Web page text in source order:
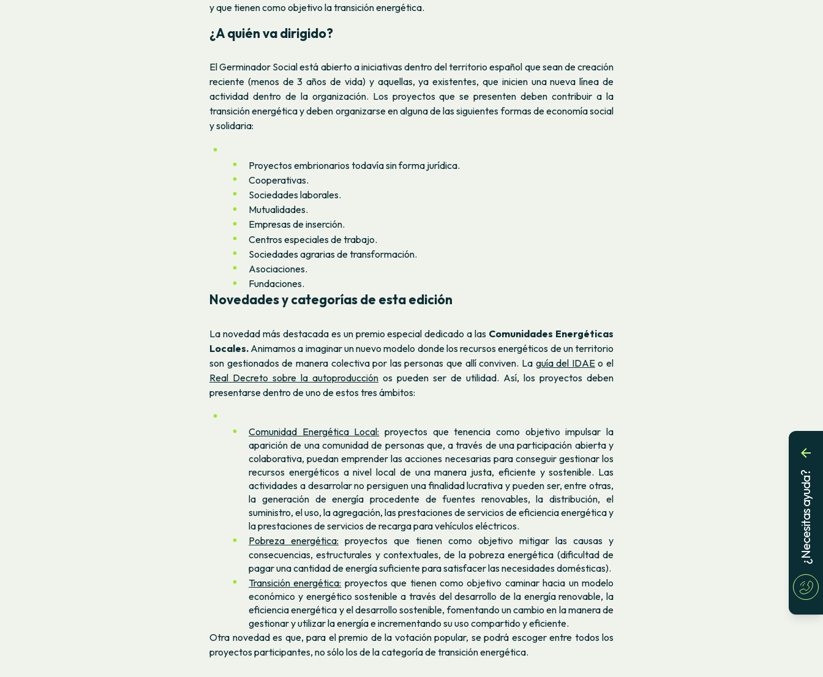
y que tienen como objetivo la transición energética.
¿A quién va dirigido?
El Germinador Social está abierto a iniciativas dentro del territorio español que sean de creación
reciente (menos de 3 años de vida) y aquellas, ya existentes, que inicien una nueva línea de
actividad dentro de la organización. Los proyectos que se presenten deben contribuir a la
transición energética y deben organizarse en alguna de las siguientes formas de economía social
y solidaria:
Proyectos embrionarios todavía sin forma jurídica.
Cooperativas.
Sociedades laborales.
Mutualidades.
Empresas de inserción.
Centros especiales de trabajo.
Sociedades agrarias de transformación.
Asociaciones.
Fundaciones.
Novedades y categorías de esta edición
La novedad más destacada es un premio especial dedicado a las Comunidades Energéticas
Locales. Animamos a imaginar un nuevo modelo donde los recursos energéticos de un territorio
son gestionados de manera colectiva por las personas que allí conviven. La guía del IDAEo el
Real Decreto sobre la autoproducción os pueden ser de utilidad. Así, los proyectos deben
presentarse dentro de uno de estos tres ámbitos:
Comunidad Energética Local: proyectos que tenencia como objetivo impulsar la
aparición de una comunidad de personas que, a través de una participación abierta y
colaborativa, puedan emprender las acciones necesarias para conseguir gestionar los
recursos energéticos a nivel local de una manera justa, eficiente y sostenible. Las
actividades a desarrolar no persiguen una finalidad lucrativa y pueden ser, entre otras,
la generación de energía procedente de fuentes renovables, la distribución, el
suministro, el uso, la agregación, las prestaciones de servicios de eficiencia energética y
la prestaciones de servicios de recarga para vehículos eléctricos.
Pobreza energética: proyectos que tienen como objetivo mitigar las causas y
consecuencias, estructurales y contextuales, de la pobreza energética (dificultad de
pagar una cantidad de energía suficiente para satisfacer las necesidades domésticas).
Transición energética: proyectos que tienen como objetivo caminar hacia un modelo
económico y energético sostenible a través del desarrollo de la energía renovable, la
eficiencia energética y el desarrollo sostenible, fomentando un cambio en la manera de
gestionar y utilizar la energía e incrementando su uso compartido y eficiente.
Otra novedad es que, para el premio de la votación popular, se podrá escoger entre todos los
proyectos participantes, no sólo los de la categoría de transición energética.
¿Necesitas ayuda?